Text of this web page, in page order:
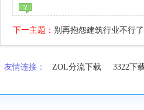
下一主题： 别再抱怨建筑行业不行
友情连接： ZOL分流下载 3322下